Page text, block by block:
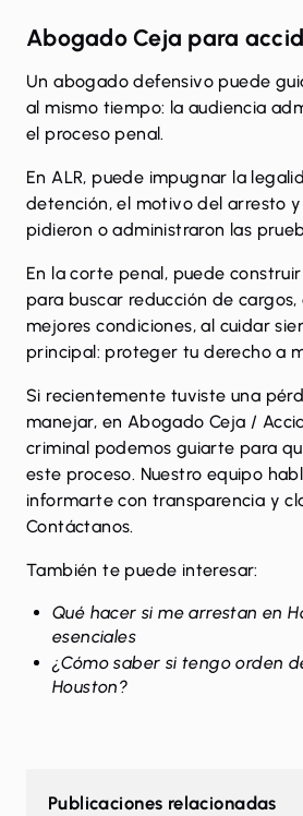
Abogado Ceja para
Un abogado defensivo puede
al mismo tiempo: la audiencia
el proceso penal.
En ALR, puede impugnar la
detención, el motivo del arresto
pidieron o administraron las
En la corte penal, puede
para buscar reducción de
mejores condiciones, al cuidar
principal: proteger tu derecho a
Si recientemente tuviste una
manejar, en Abogado Ceja /
criminal podemos guiarte para
este proceso. Nuestro equipo
informarte con transparencia y
Contáctanos.
También te puede interesar:
Qué hacer si me arrestan en
esenciales
¿Cómo saber si tengo orden
Houston?
Publicaciones relacionadas